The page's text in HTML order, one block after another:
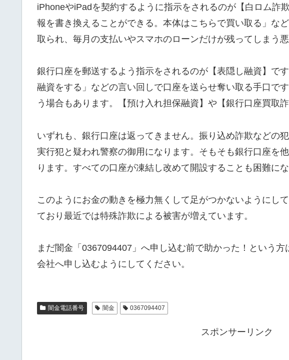
iPhoneやiPadを契約するように指示をされるのが【白ロム詐
報を書き換えることができる。本体はこちらで買い取る」な
取られ、毎月の支払いやスマホのローンだけが残ってしまう悪
銀行口座を郵送するよう指示をされるのが【表隠し融資】で
融資をする」などの言い回しで口座を送らせ奪い取る手口で
う場合もあります。【預け入れ担保融資】や【銀行口座買取
いずれも、銀行口座は返ってきません。振り込め詐欺などの
実行犯と疑われ警察の御用になります。そもそも銀行口座を
ります。すべての口座が凍結し改めて開設することも困難にな
このようにお金の動きを極力無くして足がつかないようにし
ており最近では特殊詐欺による被害が増えています。
まだ闇金「0367094407」へ申し込む前で助かった！という
会社へ申し込むようにしてください。
闇金電話番号 闇金 0367094407
スポンサーリンク